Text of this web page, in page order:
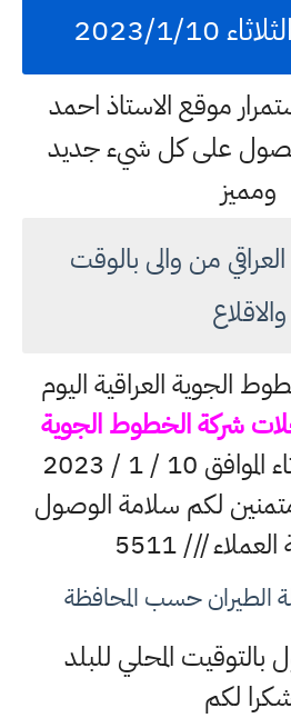
1/10
موقع الاستاذ احمد
على كل شيء جديد
ومميز
من والى بالوقت
والاقلاع
الجوية العراقية اليوم
شركة الخطوط الجوية
10 / 1 / 2023
متمنين لكم سلامة الوصول
/// 5511
الطيران حسب المحافظة
المحلي للبلد
لكم